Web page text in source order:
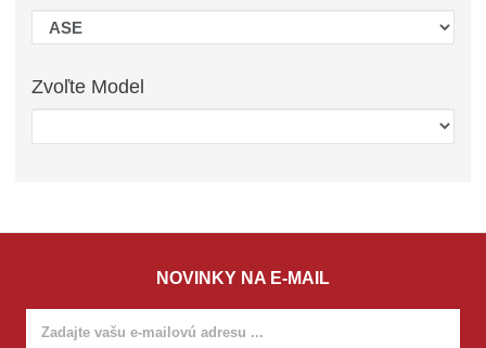
Zvoľte Model
NOVINKY NA E-MAIL